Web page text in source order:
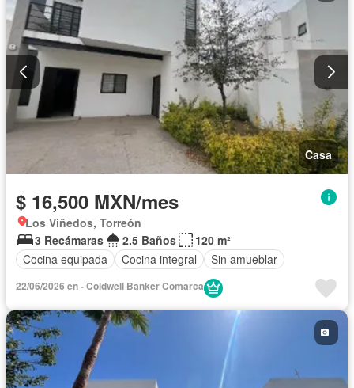
Casa
$ 16,500 MXN/mes
Los Viñedos, Torreón
3 Recámaras
2.5 Baños
120 m²
Cocina equipada
Cocina integral Sin amueblar
22/06/2026 en - Coldwell Banker Comarca